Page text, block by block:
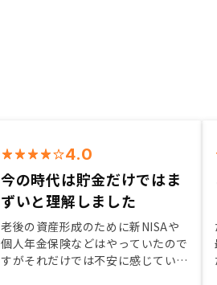
4.0
今の時代は貯金だけではま
ずいと理解しました
老後の資産形成のために新NISAや
個人年金保険などはやっていたので
すがそれだけでは不安に感じている